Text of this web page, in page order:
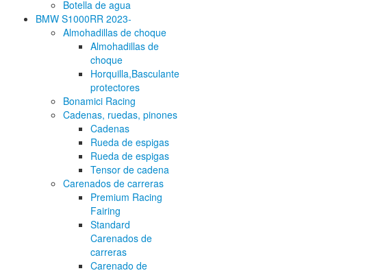
Botella de agua
BMW S1000RR 2023-
Almohadillas de choque
Almohadillas de
choque
Horquilla,Basculante
protectores
Bonamici Racing
Cadenas, ruedas, pinones
Cadenas
Rueda de espigas
Rueda de espigas
Tensor de cadena
Carenados de carreras
Premium Racing
Fairing
Standard
Carenados de
carreras
Carenado de